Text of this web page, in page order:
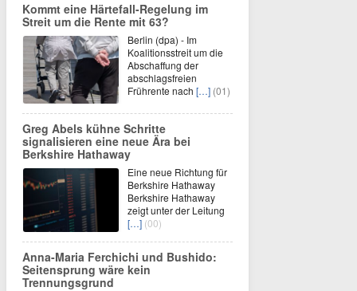
Kommt eine Härtefall-Regelung im
Streit um die Rente mit 63?
Berlin (dpa) - Im
Koalitionsstreit um die
Abschaffung der
abschlagsfreien
Frührente nach […] (01)
Greg Abels kühne Schritte
signalisieren eine neue Ära bei
Berkshire Hathaway
Eine neue Richtung für
Berkshire Hathaway
Berkshire Hathaway
zeigt unter der Leitung
[…] (00)
Anna-Maria Ferchichi und Bushido:
Seitensprung wäre kein
Trennungsgrund